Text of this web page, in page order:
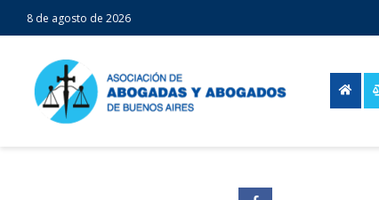
8 de agosto de 2026